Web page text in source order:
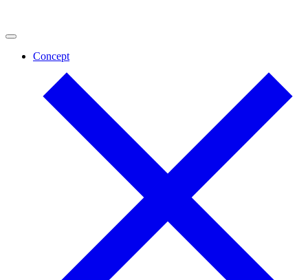
Concept